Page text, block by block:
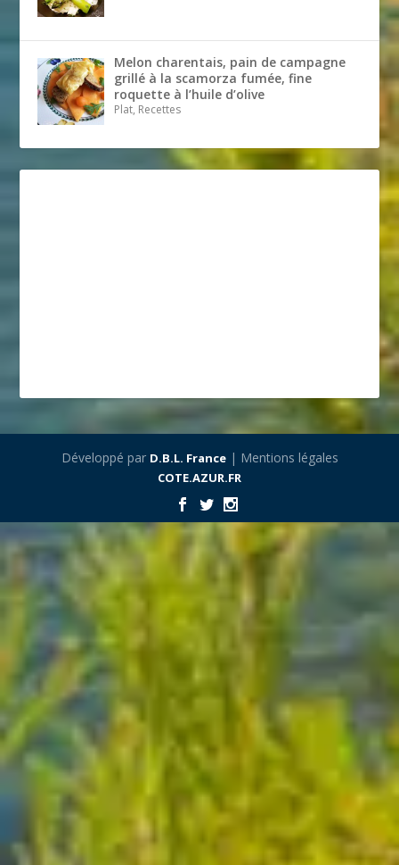
Melon charentais, pain de campagne
grillé à la scamorza fumée, fine
roquette à l’huile d’olive
Plat, Recettes
Développé par D.B.L. France| Mentions légales
COTE.AZUR.FR